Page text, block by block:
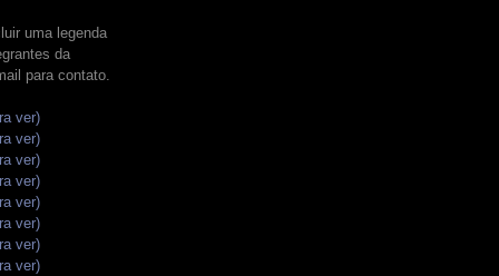
uma legenda
da
para contato.
ver)
ver)
ver)
ver)
ver)
ver)
ver)
ver)